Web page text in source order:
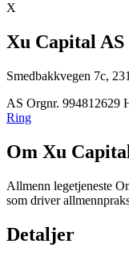
X
Xu Capital AS
Smedbakkvegen 7c,
AS Orgnr. 994812629
Ring
Om Xu
Allmenn legetjeneste
som driver
Detaljer